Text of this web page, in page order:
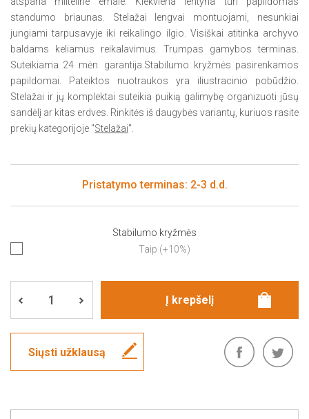
standumo briaunas. Stelažai lengvai montuojami, nesunkiai
jungiami tarpusavyje iki reikalingo ilgio. Visiškai atitinka archyvo
baldams keliamus reikalavimus. Trumpas gamybos terminas.
Suteikiama 24 mėn. garantija.Stabilumo kryžmės pasirenkamos
papildomai. Pateiktos nuotraukos yra iliustracinio pobūdžio.
Stelažai ir jų komplektai suteikia puikią galimybę organizuoti jūsų
sandėlį ar kitas erdves. Rinkitės iš daugybės variantų, kuriuos rasite
prekių kategorijoje "Stelažai".
Pristatymo terminas: 2-3 d.d.
Stabilumo kryžmės
Taip (+10%)
Siųsti užklausą